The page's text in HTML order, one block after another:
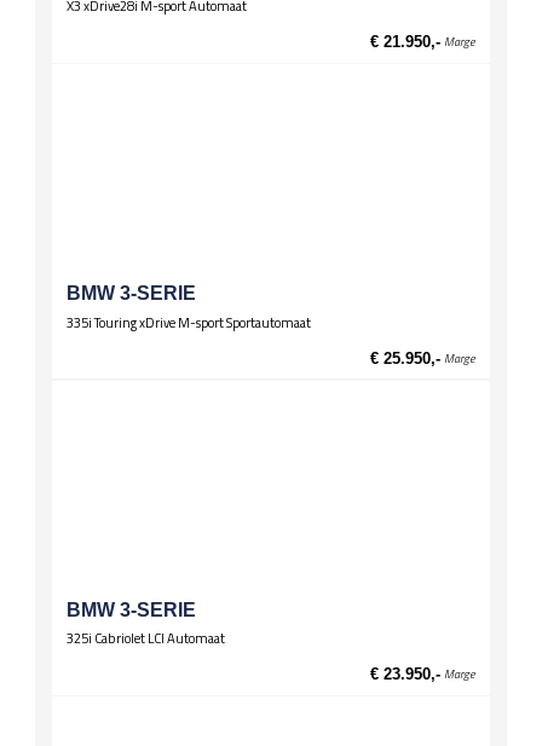
X3 xDrive28i M-sport Automaat
€ 21.950,- Marge
BMW 3-SERIE
335i Touring xDrive M-sport Sportautomaat
€ 25.950,- Marge
BMW 3-SERIE
325i Cabriolet LCI Automaat
€ 23.950,- Marge